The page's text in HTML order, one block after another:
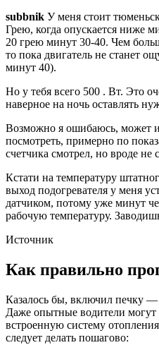
subbnik У меня стоит
Грею, когда опускается ниже
20 грею минут 30-40. Чем
то пока двигатель не станет
минут 40).
Но у тебя всего 500 . Вт. Это
наверное на ночь оставлять
Возможно я ошибаюсь, может
посмотреть, примерно по
счетчика смотрел, но вроде не
Кстати на температуру
выход подогревателя у меня
датчиком, потому уже минут
рабочую температуру.
Источник
Как правильно
Казалось бы, включил печку
Даже опытные водители могут
встроенную систему
следует делать пошагово: